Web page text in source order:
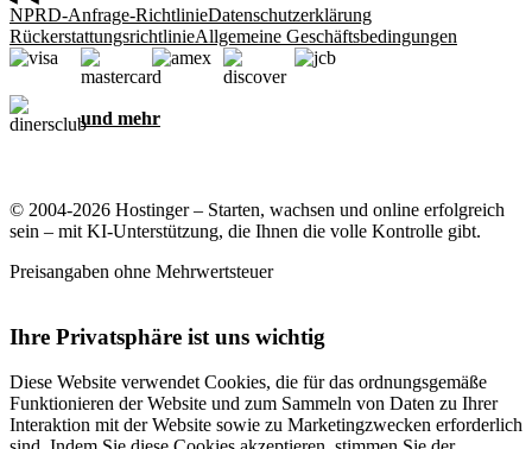
NPRD-Anfrage-RichtlinieDatenschutzerklärung
RückerstattungsrichtlinieAllgemeine Geschäftsbedingungen
und mehr
© 2004-2026 Hostinger – Starten, wachsen und online erfolgreich
sein – mit KI-Unterstützung, die Ihnen die volle Kontrolle gibt.
Preisangaben ohne Mehrwertsteuer
Ihre Privatsphäre ist uns wichtig
Diese Website verwendet Cookies, die für das ordnungsgemäße
Funktionieren der Website und zum Sammeln von Daten zu Ihrer
Interaktion mit der Website sowie zu Marketingzwecken erforderlich